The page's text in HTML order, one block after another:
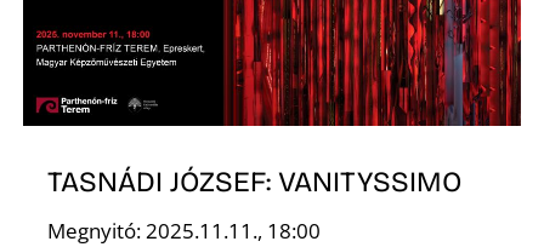
TASNÁDI JÓZSEF: VANITYSSIMO
Megnyitó: 2025.11.11., 18:00